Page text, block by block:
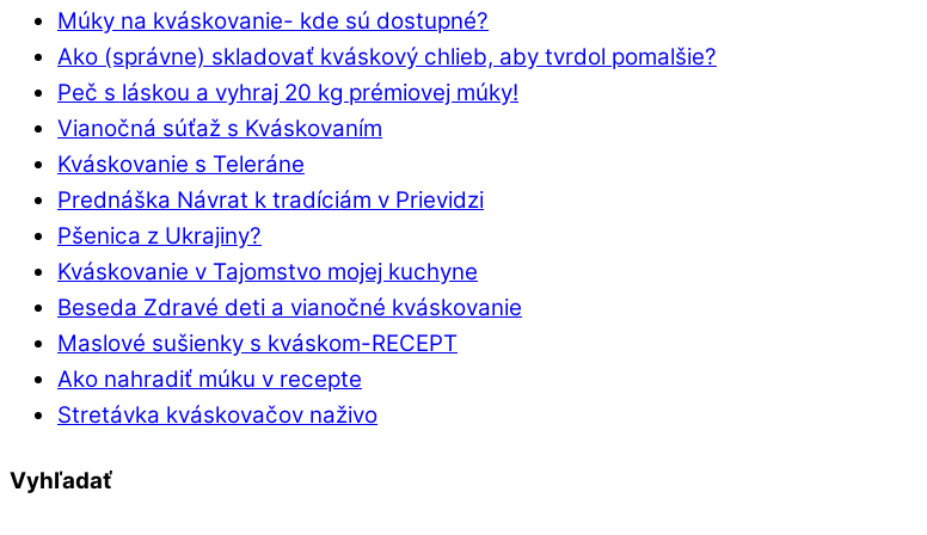
Múky na kváskovanie- kde sú dostupné?
Ako (správne) skladovať kváskový chlieb, aby tvrdol pomalšie?
Peč s láskou a vyhraj 20 kg prémiovej múky!
Vianočná súťaž s Kváskovaním
Kváskovanie s Teleráne
Prednáška Návrat k tradíciám v Prievidzi
Pšenica z Ukrajiny?
Kváskovanie v Tajomstvo mojej kuchyne
Beseda Zdravé deti a vianočné kváskovanie
Maslové sušienky s kváskom-RECEPT
Ako nahradiť múku v recepte
Stretávka kváskovačov naživo
Vyhľadať